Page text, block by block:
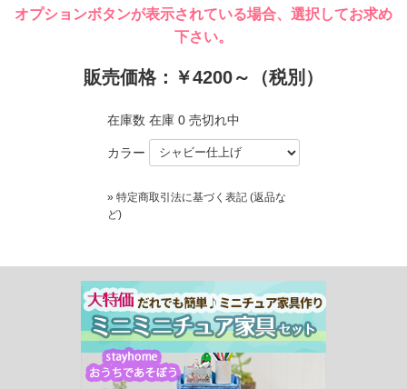
オプションボタンが表示されている場合、選択してお求め
下さい。
販売価格：￥4200～（税別）
在庫数 在庫 0 売切れ中
カラー
» 特定商取引法に基づく表記 (返品な
ど)